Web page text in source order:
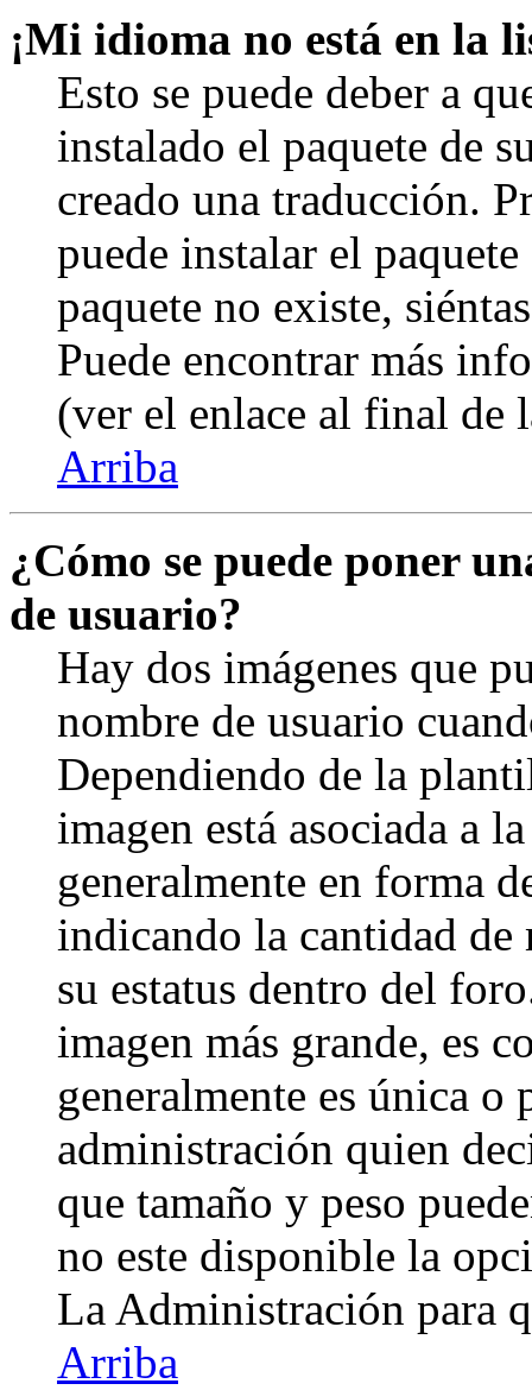
¡Mi idioma no está en la
Esto se puede deber a
instalado el paquete de
creado una traducción.
puede instalar el
paquete no existe,
Puede encontrar más
(ver el enlace al final de
Arriba
¿Cómo se puede poner
de usuario?
Hay dos imágenes que
nombre de usuario
Dependiendo de la
imagen está asociada a
generalmente en forma
indicando la cantidad de
su estatus dentro del
imagen más grande, es
generalmente es única o
administración quien
que tamaño y peso
no este disponible la
La Administración para
Arriba